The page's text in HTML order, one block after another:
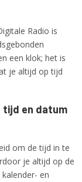
Radio is
een klok; het is
je altijd op tijd
tijd en datum
om de tijd in te
je altijd op de
en